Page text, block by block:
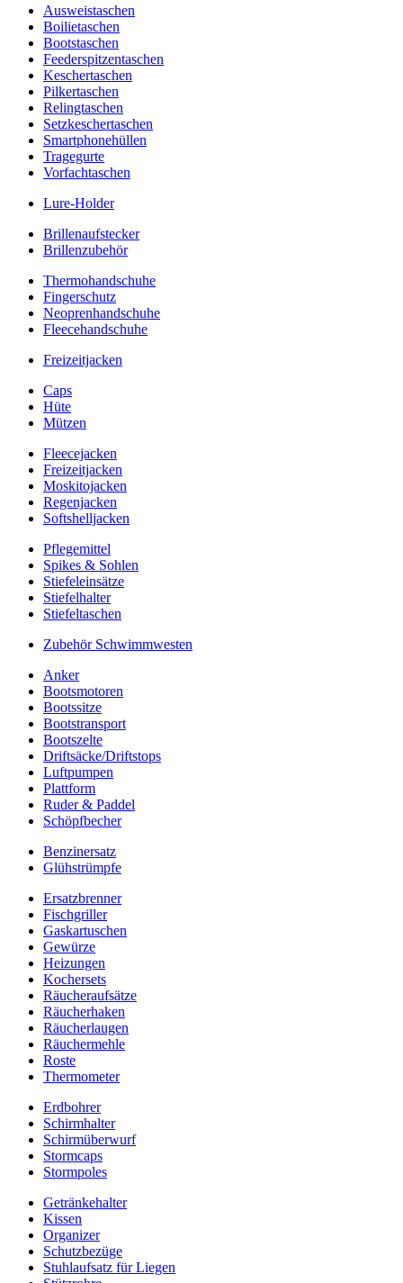
Ausweistaschen
Boilietaschen
Bootstaschen
Feederspitzentaschen
Keschertaschen
Pilkertaschen
Relingtaschen
Setzkeschertaschen
Smartphonehüllen
Tragegurte
Vorfachtaschen
Lure-Holder
Brillenaufstecker
Brillenzubehör
Thermohandschuhe
Fingerschutz
Neoprenhandschuhe
Fleecehandschuhe
Freizeitjacken
Caps
Hüte
Mützen
Fleecejacken
Freizeitjacken
Moskitojacken
Regenjacken
Softshelljacken
Pflegemittel
Spikes & Sohlen
Stiefeleinsätze
Stiefelhalter
Stiefeltaschen
Zubehör Schwimmwesten
Anker
Bootsmotoren
Bootssitze
Bootstransport
Bootszelte
Driftsäcke/Driftstops
Luftpumpen
Plattform
Ruder & Paddel
Schöpfbecher
Benzinersatz
Glühstrümpfe
Ersatzbrenner
Fischgriller
Gaskartuschen
Gewürze
Heizungen
Kochersets
Räucheraufsätze
Räucherhaken
Räucherlaugen
Räuchermehle
Roste
Thermometer
Erdbohrer
Schirmhalter
Schirmüberwurf
Stormcaps
Stormpoles
Getränkehalter
Kissen
Organizer
Schutzbezüge
Stuhlaufsatz für Liegen